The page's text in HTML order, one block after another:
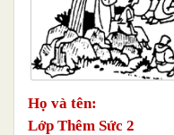
Họ và tên:
Lớp Thêm Sức 2